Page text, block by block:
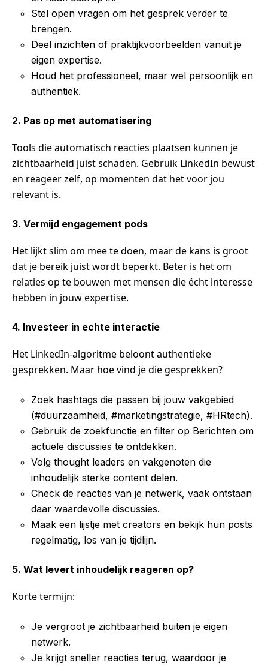
Stel open vragen om het gesprek verder te
brengen.
Deel inzichten of praktijkvoorbeelden vanuit je
eigen expertise.
Houd het professioneel, maar wel persoonlijk en
authentiek.
2. Pas op met automatisering
Tools die automatisch reacties plaatsen kunnen je
zichtbaarheid juist schaden. Gebruik LinkedIn bewust
en reageer zelf, op momenten dat het voor jou
relevant is.
3. Vermijd engagement pods
Het lijkt slim om mee te doen, maar de kans is groot
dat je bereik juist wordt beperkt. Beter is het om
relaties op te bouwen met mensen die écht interesse
hebben in jouw expertise.
4. Investeer in echte interactie
Het LinkedIn-algoritme beloont authentieke
gesprekken. Maar hoe vind je die gesprekken?
Zoek hashtags die passen bij jouw vakgebied
(#duurzaamheid, #marketingstrategie, #HRtech).
Gebruik de zoekfunctie en filter op Berichten om
actuele discussies te ontdekken.
Volg thought leaders en vakgenoten die
inhoudelijk sterke content delen.
Check de reacties van je netwerk, vaak ontstaan
daar waardevolle discussies.
Maak een lijstje met creators en bekijk hun posts
regelmatig, los van je tijdlijn.
5. Wat levert inhoudelijk reageren op?
Korte termijn:
Je vergroot je zichtbaarheid buiten je eigen
netwerk.
Je krijgt sneller reacties terug, waardoor je